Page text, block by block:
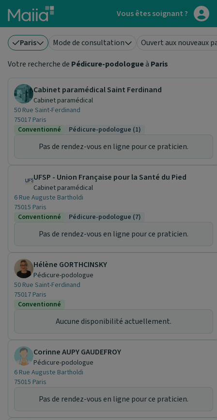
Aller au contenu principal Vous êtes soignant ?
Paris Mode de consultation
Ouvert aux nouveaux
Votre recherche de Pédicure-podologueà Paris
Cabinet paramédical Saint Ferdinand
Cabinet paramédical
50 Rue Saint-Ferdinand
75017 Paris
Conventionné
Pédicure-podologue (1)
Pas de rendez-vous en ligne pour ce praticien.
UFSP - Union Française pour la Santé du Pied
Cabinet paramédical
6 Rue Auguste Bartholdi
75015 Paris
Conventionné
Pédicure-podologue (7)
Pas de rendez-vous en ligne pour ce praticien.
Hélène GORTHCINSKY
Pédicure-podologue
50 Rue Saint-Ferdinand
75017 Paris
Conventionné
Aucune disponibilité actuellement.
Corinne AUPY GAUDEFROY
Pédicure-podologue
6 Rue Auguste Bartholdi
75015 Paris
Pas de rendez-vous en ligne pour ce praticien.